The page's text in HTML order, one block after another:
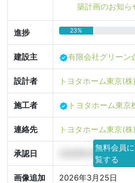
築計画のお知ら
進捗 23%
建設主 有限会社グリーン
設計者 トヨタホーム東京(
施工者 トヨタホーム東京
連絡先 トヨタホーム東京(
承認日 2026年4月10日
無料会員
覧する
画像追加
2026年3月25日